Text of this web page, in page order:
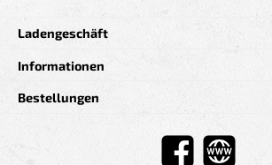
Ladengeschäft
Informationen
Bestellungen
Facebook Website